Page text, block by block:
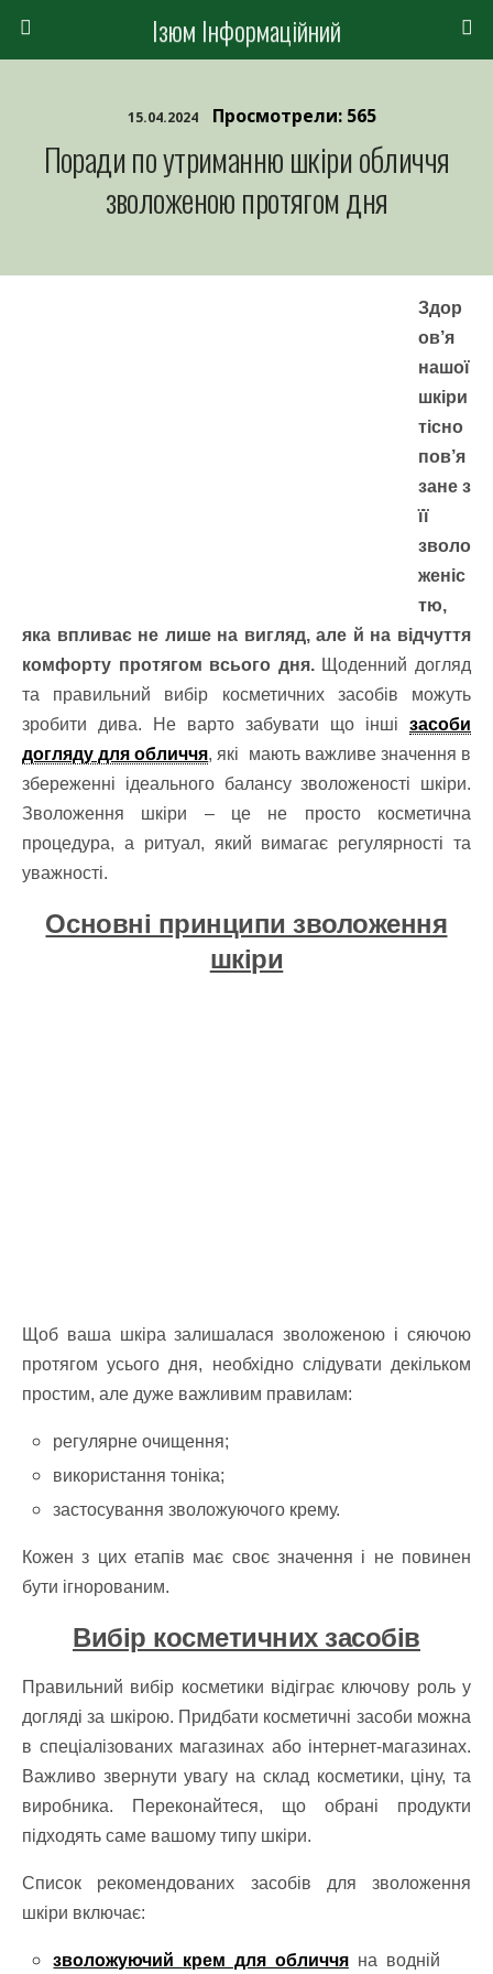
Ізюм Інформаційний
15.04.2024 Просмотрели: 565
Поради по утриманню шкіри обличчя
зволоженою протягом дня
Здор
ов’я
нашої
шкіри
тісно
пов’я
зане з
її
зволо
женіс
тю,
яка впливає не лише на вигляд, але й на відчуття
комфорту протягом всього дня.Щоденний догляд
та правильний вибір косметичних засобів можуть
зробити дива. Не варто забувати що інші засоби
догляду для обличчя, які мають важливе значення в
збереженні ідеального балансу зволоженості шкіри.
Зволоження шкіри – це не просто косметична
процедура, а ритуал, який вимагає регулярності та
уважності.
Основні принципи зволоження
шкіри
Щоб ваша шкіра залишалася зволоженою і сяючою
протягом усього дня, необхідно слідувати декільком
простим, але дуже важливим правилам:
регулярне очищення;
використання тоніка;
застосування зволожуючого крему.
Кожен з цих етапів має своє значення і не повинен
бути ігнорованим.
Вибір косметичних засобів
Правильний вибір косметики відіграє ключову роль у
догляді за шкірою. Придбати косметичні засоби можна
в спеціалізованих магазинах або інтернет-магазинах.
Важливо звернути увагу на склад косметики, ціну, та
виробника. Переконайтеся, що обрані продукти
підходять саме вашому типу шкіри.
Список рекомендованих засобів для зволоження
шкіри включає:
зволожуючий крем для обличчяна водній